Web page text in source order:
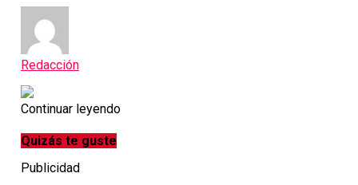
Redacción
Continuar leyendo
Quizás te guste
Publicidad